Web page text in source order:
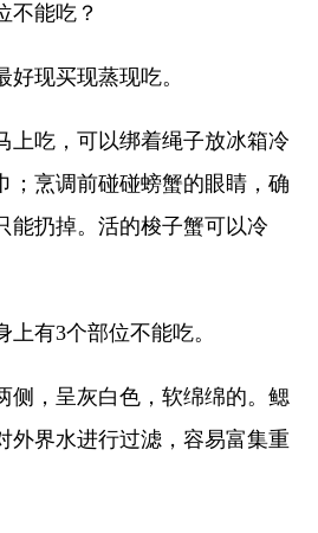
能吃？
现买现蒸现吃。
吃，可以绑着绳子放冰箱冷
；烹调前碰碰螃蟹的眼睛，确
能扔掉。活的梭子蟹可以冷
有3个部位不能吃。
，呈灰白色，软绵绵的。鳃
外界水进行过滤，容易富集重